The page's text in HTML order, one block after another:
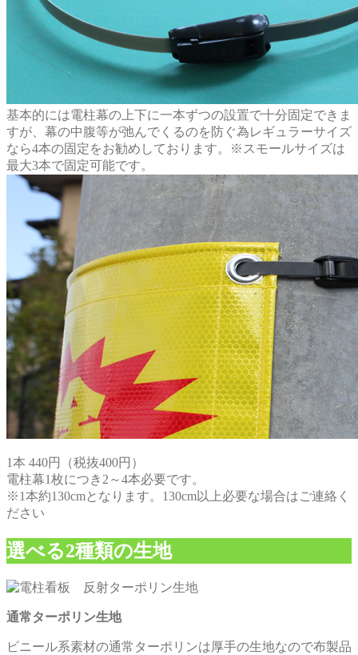
基本的には電柱幕の上下に一本ずつの設置で十分固定できま
すが、幕の中腹等が弛んでくるのを防ぐ為レギュラーサイズ
なら4本の固定をお勧めしております。※スモールサイズは
最大3本で固定可能です。
1本 440円（税抜400円）
電柱幕1枚につき2～4本必要です。
※1本約130cmとなります。130cm以上必要な場合はご連絡く
ださい
選べる2種類の生地
通常ターポリン生地
ビニール系素材の通常ターポリンは厚手の生地なので布製品